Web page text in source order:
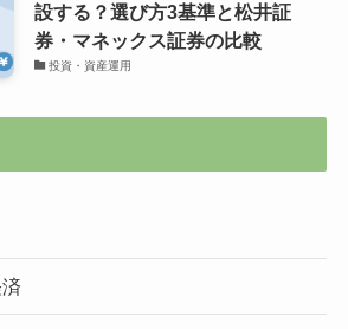
設する？選び方3基準と松井証
券・マネックス証券の比較
投資・資産運用